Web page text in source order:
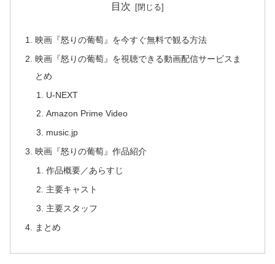
目次
映画『怒りの葡萄』を今すぐ無料で観る方法
映画『怒りの葡萄』を視聴できる動画配信サービスま
とめ
U-NEXT
Amazon Prime Video
music.jp
映画『怒りの葡萄』作品紹介
作品概要／あらすじ
主要キャスト
主要スタッフ
まとめ